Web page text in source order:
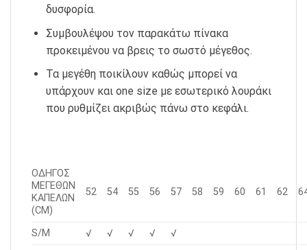
δυσφορία.
Συμβουλέψου τον παρακάτω πίνακα
προκειμένου να βρεις το σωστό μέγεθος.
Τα μεγέθη ποικίλουν καθώς μπορεί να
υπάρχουν και one size με εσωτερικό λουράκι
που ρυθμίζει ακριβώς πάνω στο κεφάλι.
ΟΔΗΓΟΣ
ΜΕΓΕΘΩΝ
ΚΑΠΕΛΩΝ
(CM)
52 54 55 56 57 58 59 60 61 62
S/M √ √ √ √ √